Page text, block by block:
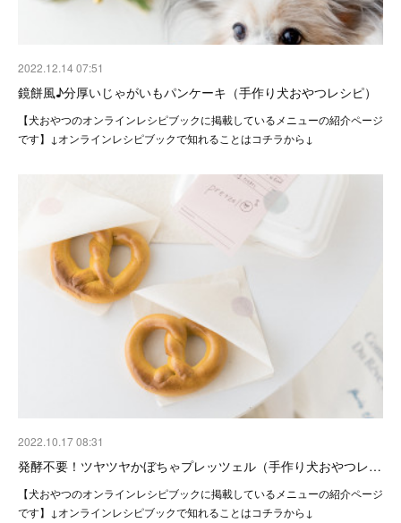
2022.12.14 07:51
鏡餅風♪分厚いじゃがいもパンケーキ（手作り犬おやつレシピ）
【犬おやつのオンラインレシピブックに掲載しているメニューの紹介ページ
です】↓オンラインレシピブックで知れることはコチラから↓
2022.10.17 08:31
発酵不要！ツヤツヤかぼちゃプレッツェル（手作り犬おやつレ…
【犬おやつのオンラインレシピブックに掲載しているメニューの紹介ページ
です】↓オンラインレシピブックで知れることはコチラから↓